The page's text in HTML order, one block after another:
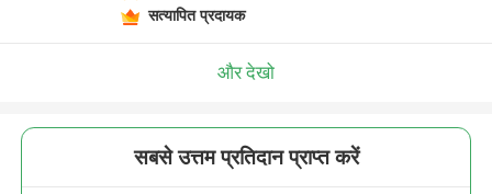
सत्यापित प्रदायक
और देखो
सबसे उत्तम प्रतिदान प्राप्त करें